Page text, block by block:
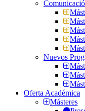
Nuevos
Oferta Académica
Másteres